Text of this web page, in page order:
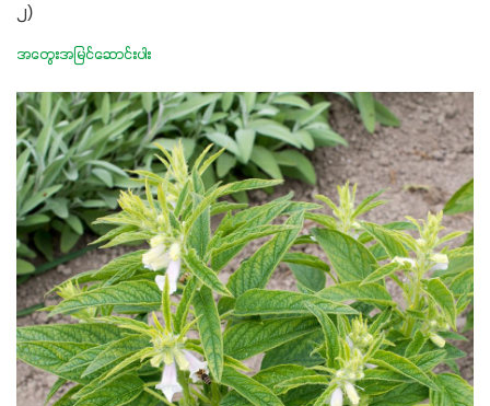
၂)
အတွေးအမြင်ဆောင်းပါး